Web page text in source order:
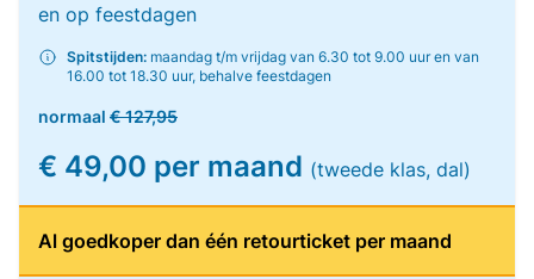
en op feestdagen
Spitstijden: maandag t/m vrijdag van 6.30 tot 9.00 uur en van
16.00 tot 18.30 uur, behalve feestdagen
normaal € 127,95
€ 49,00 per maand (tweede klas, dal)
Al goedkoper dan één retourticket per maand